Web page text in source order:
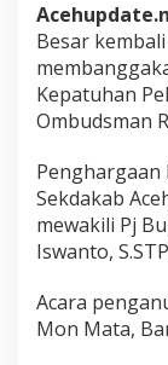
Besar
Kepatuhan
Ombudsman
Sekdakab
mewakili Pj
Iswanto,
Acara
Mon Mata,